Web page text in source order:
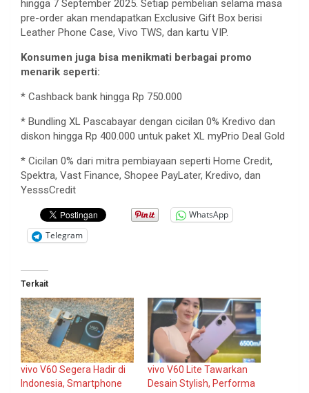
hingga 7 September 2025. Setiap pembelian selama masa
pre-order akan mendapatkan Exclusive Gift Box berisi
Leather Phone Case, Vivo TWS, dan kartu VIP.
Konsumen juga bisa menikmati berbagai promo
menarik seperti:
* Cashback bank hingga Rp 750.000
* Bundling XL Pascabayar dengan cicilan 0% Kredivo dan
diskon hingga Rp 400.000 untuk paket XL myPrio Deal Gold
* Cicilan 0% dari mitra pembiayaan seperti Home Credit,
Spektra, Vast Finance, Shopee PayLater, Kredivo, dan
YesssCredit
WhatsApp
Telegram
Terkait
vivo V60 Segera Hadir di
Indonesia, Smartphone
vivo V60 Lite Tawarkan
Desain Stylish, Performa